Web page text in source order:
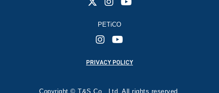
PETiCO
PRIVACY POLICY
Copyright © T&S Co., Ltd. All rights reserved.